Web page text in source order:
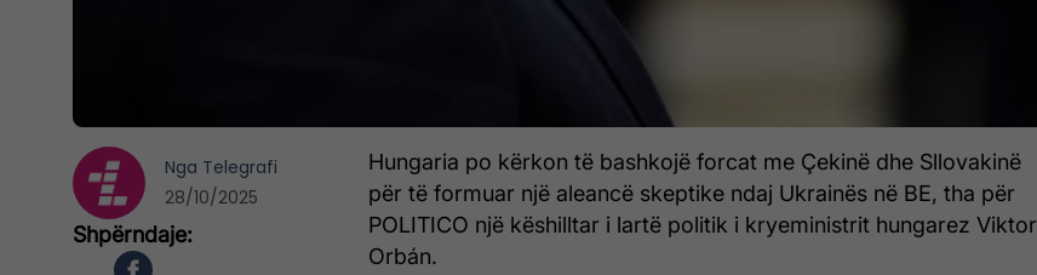
Hungaria po kërkon të bashkojë forcat me Çekinë dhe Sllovakinë
për të formuar një aleancë skeptike ndaj Ukrainës në BE, tha për
POLITICO një këshilltar i lartë politik i kryeministrit hungarez Viktor
Orbán.
Nga Telegrafi
28/10/2025